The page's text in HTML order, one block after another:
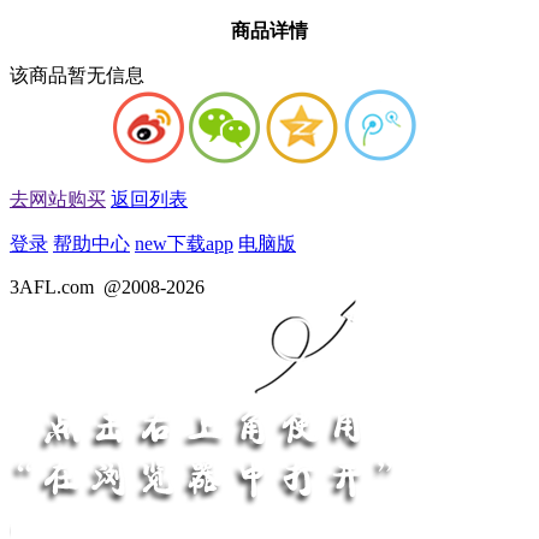
商品详情
该商品暂无信息
去网站购买 返回列表
登录 帮助中心 new下载app 电脑版
3AFL.com @2008-2026